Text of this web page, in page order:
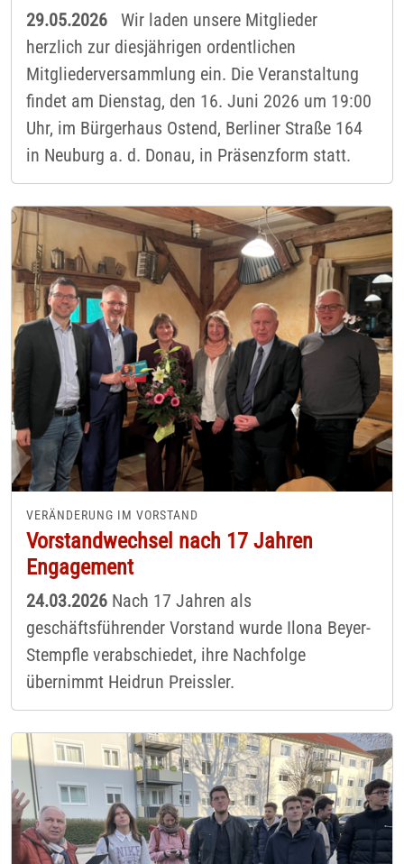
29.05.2026
Wir laden unsere Mitglieder
herzlich zur diesjährigen ordentlichen
Mitgliederversammlung ein. Die Veranstaltung
findet am Dienstag, den 16. Juni 2026 um 19:00
Uhr, im Bürgerhaus Ostend, Berliner Straße 164
in Neuburg a. d. Donau, in Präsenzform statt.
Im Rahmen einer feierlichen Übergabe wurde Ilona Beyer-
Stempfle für ihr langjähriges Engagement im Vorstand
gewürdigt und ihre Nachfolgerin Heidrun Preissler offiziell
begrüßt.
VERÄNDERUNG IM VORSTAND
Vorstandwechsel nach 17 Jahren
Engagement
24.03.2026 Nach 17 Jahren als
geschäftsführender Vorstand wurde Ilona Beyer-
Stempfle verabschiedet, ihre Nachfolge
übernimmt Heidrun Preissler.